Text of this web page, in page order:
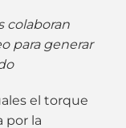
colaboran
para generar
el torque
por la